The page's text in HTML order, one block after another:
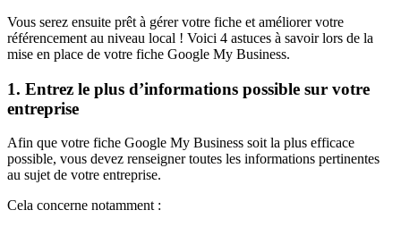
Vous serez ensuite prêt à gérer votre fiche et améliorer votre
référencement au niveau local ! Voici 4 astuces à savoir lors de la
mise en place de votre fiche Google My Business.
1. Entrez le plus d’informations possible sur votre
entreprise
Afin que votre fiche Google My Business soit la plus efficace
possible, vous devez renseigner toutes les informations pertinentes
au sujet de votre entreprise.
Cela concerne notamment :